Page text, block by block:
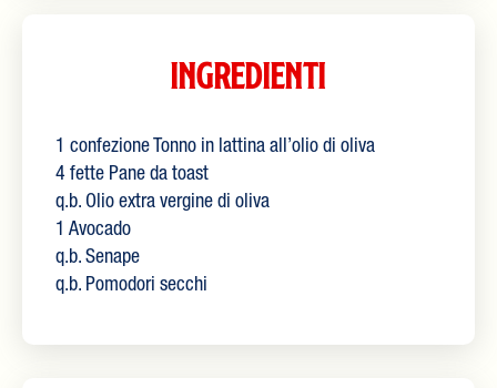
Ingredienti
1 confezione Tonno in lattina all’olio di oliva
4 fette Pane da toast
q.b. Olio extra vergine di oliva
1 Avocado
q.b. Senape
q.b. Pomodori secchi